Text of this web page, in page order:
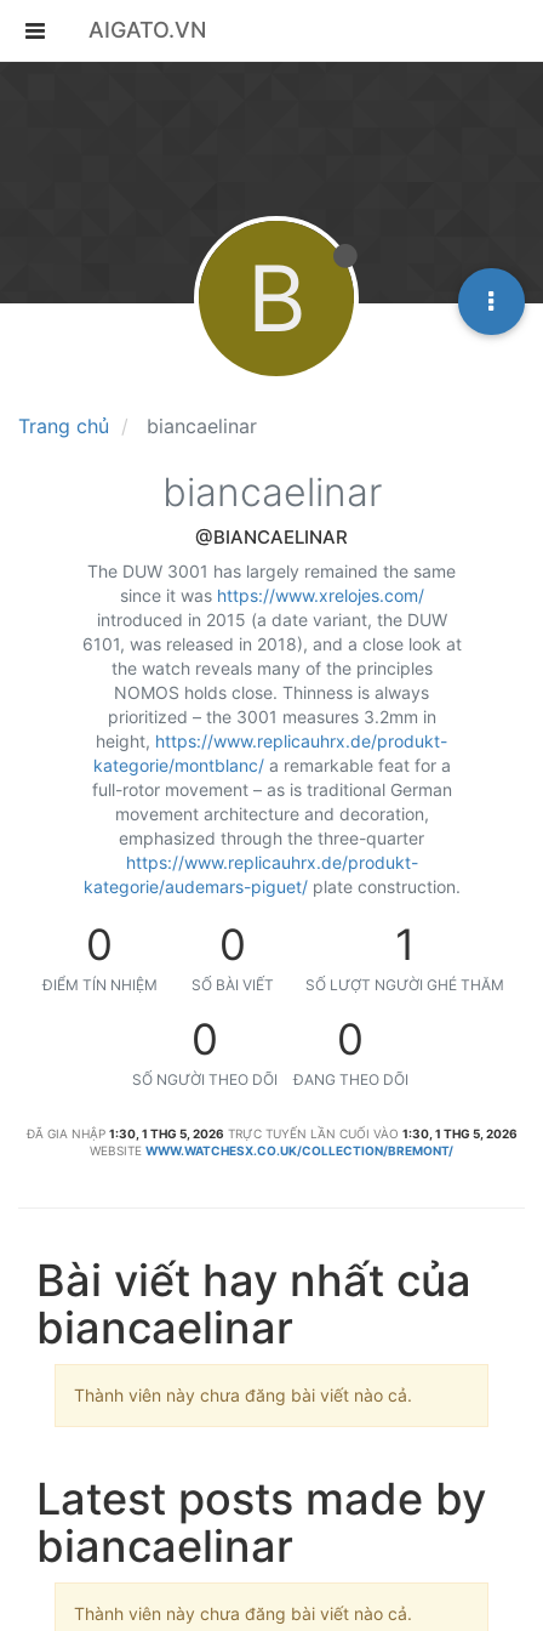
AIGATO.VN
Trang chủ biancaelinar
B
biancaelinar
@BIANCAELINAR
The DUW 3001 has largely remained the same
since it was https://www.xrelojes.com/
introduced in 2015 (a date variant, the DUW
6101, was released in 2018), and a close look at
the watch reveals many of the principles
NOMOS holds close. Thinness is always
prioritized – the 3001 measures 3.2mm in
height, https://www.replicauhrx.de/produkt-
kategorie/montblanc/a remarkable feat for a
full-rotor movement – as is traditional German
movement architecture and decoration,
emphasized through the three-quarter
https://www.replicauhrx.de/produkt-
kategorie/audemars-piguet/plate construction.
0
ĐIỂM TÍN NHIỆM
0
SỐ BÀI VIẾT
1
SỐ LƯỢT NGƯỜI GHÉ THĂM
0
SỐ NGƯỜI THEO DÕI
0
ĐANG THEO DÕI
ĐÃ GIA NHẬP 1:30, 1 THG 5, 2026 TRỰC TUYẾN LẦN CUỐI VÀO 1:30, 1 THG 5, 2026
WEBSITE WWW.WATCHESX.CO.UK/COLLECTION/BREMONT/
Bài viết hay nhất của
biancaelinar
Thành viên này chưa đăng bài viết nào cả.
Latest posts made by
biancaelinar
Thành viên này chưa đăng bài viết nào cả.